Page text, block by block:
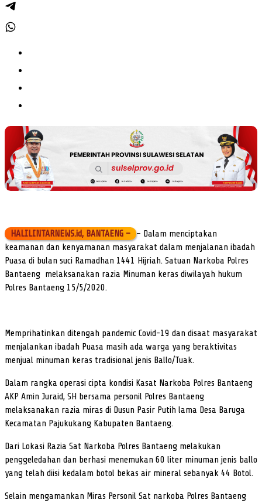
HALILINTARNEWS.id, BANTAENG – – Dalam menciptakan
keamanan dan kenyamanan masyarakat dalam menjalanan ibadah
Puasa di bulan suci Ramadhan 1441 Hijriah. Satuan Narkoba Polres
Bantaeng melaksanakan razia Minuman keras diwilayah hukum
Polres Bantaeng 15/5/2020.
Memprihatinkan ditengah pandemic Covid-19 dan disaat masyarakat
menjalankan ibadah Puasa masih ada warga yang beraktivitas
menjual minuman keras tradisional jenis Ballo/Tuak.
Dalam rangka operasi cipta kondisi Kasat Narkoba Polres Bantaeng
AKP Amin Juraid, SH bersama personil Polres Bantaeng
melaksanakan razia miras di Dusun Pasir Putih lama Desa Baruga
Kecamatan Pajukukang Kabupaten Bantaeng.
Dari Lokasi Razia Sat Narkoba Polres Bantaeng melakukan
penggeledahan dan berhasi menemukan 60 liter minuman jenis ballo
yang telah diisi kedalam botol bekas air mineral sebanyak 44 Botol.
Selain mengamankan Miras Personil Sat narkoba Polres Bantaeng